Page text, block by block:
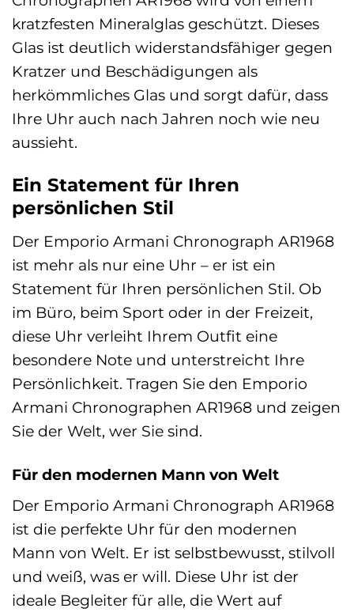
kratzfesten Mineralglas geschützt. Dieses
Glas ist deutlich widerstandsfähiger gegen
Kratzer und Beschädigungen als
herkömmliches Glas und sorgt dafür, dass
Ihre Uhr auch nach Jahren noch wie neu
aussieht.
Ein Statement für Ihren
persönlichen Stil
Der Emporio Armani Chronograph AR1968
ist mehr als nur eine Uhr – er ist ein
Statement für Ihren persönlichen Stil. Ob
im Büro, beim Sport oder in der Freizeit,
diese Uhr verleiht Ihrem Outfit eine
besondere Note und unterstreicht Ihre
Persönlichkeit. Tragen Sie den Emporio
Armani Chronographen AR1968 und zeigen
Sie der Welt, wer Sie sind.
Für den modernen Mann von Welt
Der Emporio Armani Chronograph AR1968
ist die perfekte Uhr für den modernen
Mann von Welt. Er ist selbstbewusst, stilvoll
und weiß, was er will. Diese Uhr ist der
ideale Begleiter für alle, die Wert auf